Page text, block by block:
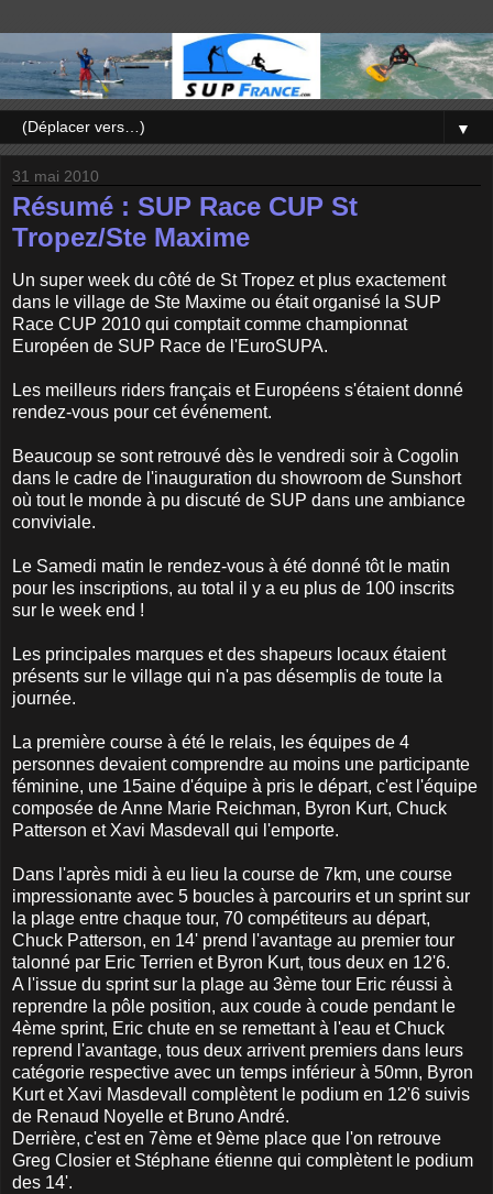
▼
31 mai 2010
Résumé : SUP Race CUP St
Tropez/Ste Maxime
Un super week du côté de St Tropez et plus exactement
dans le village de Ste Maxime ou était organisé la SUP
Race CUP 2010 qui comptait comme championnat
Européen de SUP Race de l'EuroSUPA.
Les meilleurs riders français et Européens s'étaient donné
rendez-vous pour cet événement.
Beaucoup se sont retrouvé dès le vendredi soir à Cogolin
dans le cadre de l'inauguration du showroom de Sunshort
où tout le monde à pu discuté de SUP dans une ambiance
conviviale.
Le Samedi matin le rendez-vous à été donné tôt le matin
pour les inscriptions, au total il y a eu plus de 100 inscrits
sur le week end !
Les principales marques et des shapeurs locaux étaient
présents sur le village qui n'a pas désemplis de toute la
journée.
La première course à été le relais, les équipes de 4
personnes devaient comprendre au moins une participante
féminine, une 15aine d'équipe à pris le départ, c'est l'équipe
composée de Anne Marie Reichman, Byron Kurt, Chuck
Patterson et Xavi Masdevall qui l'emporte.
Dans l'après midi à eu lieu la course de 7km, une course
impressionante avec 5 boucles à parcourirs et un sprint sur
la plage entre chaque tour, 70 compétiteurs au départ,
Chuck Patterson, en 14' prend l'avantage au premier tour
talonné par Eric Terrien et Byron Kurt, tous deux en 12'6.
A l'issue du sprint sur la plage au 3ème tour Eric réussi à
reprendre la pôle position, aux coude à coude pendant le
4ème sprint, Eric chute en se remettant à l'eau et Chuck
reprend l'avantage, tous deux arrivent premiers dans leurs
catégorie respective avec un temps inférieur à 50mn, Byron
Kurt et Xavi Masdevall complètent le podium en 12'6 suivis
de Renaud Noyelle et Bruno André.
Derrière, c'est en 7ème et 9ème place que l'on retrouve
Greg Closier et Stéphane étienne qui complètent le podium
des 14'.